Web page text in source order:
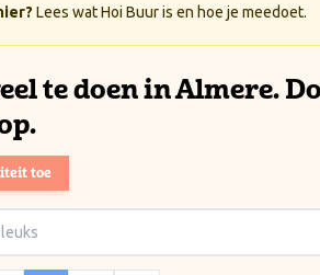
Lees wat Hoi Buur is en hoe je meedoet.
te doen in Almere.
toe